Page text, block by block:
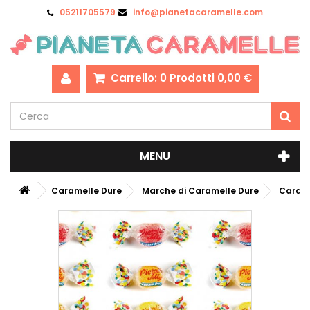
05211705579 info@pianetacaramelle.com
Carrello: 0 Prodotti 0,00 €
MENU
Caramelle Dure Marche di Caramelle Dure